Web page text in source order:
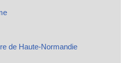
de Haute-Normandie